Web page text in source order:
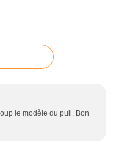
le modèle du pull. Bon